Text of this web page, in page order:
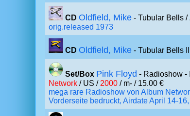
CD Oldfield, Mike - Tubular Bells /
orig.released 1973
CD Oldfield, Mike - Tubular Bells
Set/Box Pink Floyd - Radioshow -
Network / US / 2000 / m- / 15.00 €
mega rare Radioshow von Album
Vorderseite bedruckt, Airdate April 14-